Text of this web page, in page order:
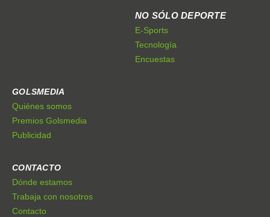
NO SÓLO DEPORTE
E-Sports
Tecnología
Encuestas
GOLSMEDIA
Quiénes somos
Premios Golsmedia
Publicidad
CONTACTO
Dónde estamos
Trabaja con nosotros
Contacto